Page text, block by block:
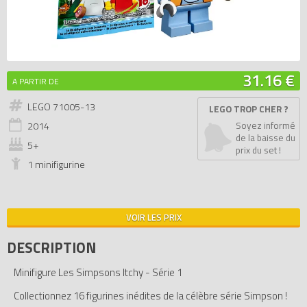
A PARTIR DE 31.16 €
LEGO 71005-13
2014
5+
1 minifigurine
LEGO TROP CHER ?
Soyez informé
de la baisse du
prix du set !
VOIR LES PRIX
DESCRIPTION
Minifigure Les Simpsons Itchy - Série 1
Collectionnez 16 figurines inédites de la célèbre série Simpson !